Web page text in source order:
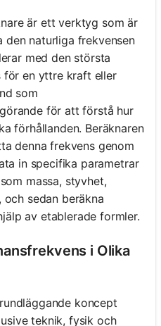
är ett verktyg som är
naturliga frekvensen
med den största
för en yttre kraft eller
som
för att förstå hur
förhållanden. Beräknaren
denna frekvens genom
in specifika parametrar
massa, styvhet,
sedan beräkna
av etablerade formler.
i Olika
koncept
teknik, fysik och